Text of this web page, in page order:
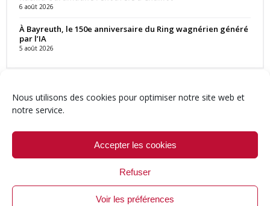
Nous utilisons des cookies pour optimiser notre site web et
notre service.
Accepter les cookies
Refuser
Voir les préférences
6 août 2026
À Bayreuth, le 150e anniversaire du Ring wagnérien généré
par l’IA
5 août 2026